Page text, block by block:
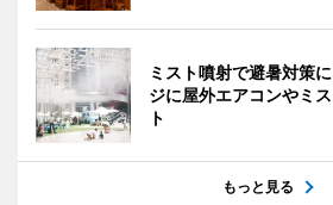
ミスト噴射で避暑対策
ジに屋外エアコンやミ
ト
もっと見る